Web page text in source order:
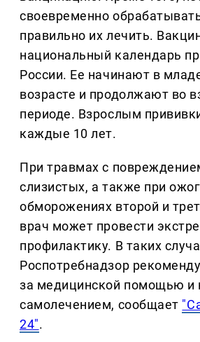
своевременно
правильно их лечить.
национальный календарь
России. Ее начинают в
возрасте и продолжают во
периоде. Взрослым
каждые 10 лет.
При травмах с
слизистых, а также при
обморожениях второй и
врач может провести
профилактику. В таких
Роспотребнадзор
за медицинской помощью и
самолечением, сообщает
24".